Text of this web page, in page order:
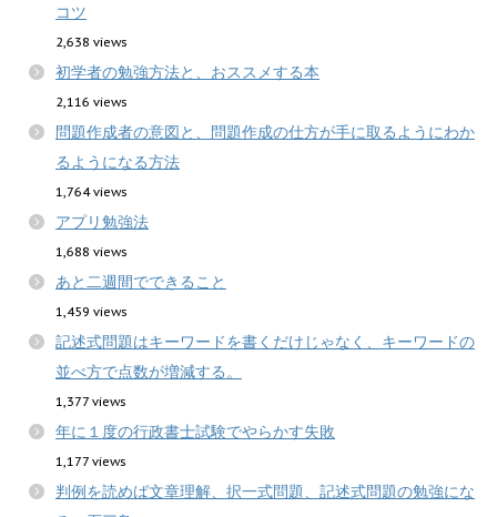
コツ
2,638 views
初学者の勉強方法と、おススメする本
2,116 views
問題作成者の意図と、問題作成の仕方が手に取るようにわか
るようになる方法
1,764 views
アプリ勉強法
1,688 views
あと二週間でできること
1,459 views
記述式問題はキーワードを書くだけじゃなく、キーワードの
並べ方で点数が増減する。
1,377 views
年に１度の行政書士試験でやらかす失敗
1,177 views
判例を読めば文章理解、択一式問題、記述式問題の勉強にな